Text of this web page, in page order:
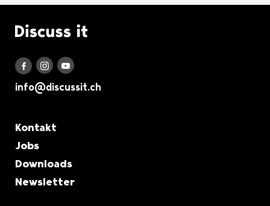
Logo Discuss it
Discuss it auf Facebook
Discuss it auf Instagram
Discuss it auf Youtube
info@discussit.ch
Metanavigation
Kontakt
Jobs
Downloads
Newsletter